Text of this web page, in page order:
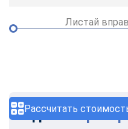
Рассчитать
Листай
Удобная